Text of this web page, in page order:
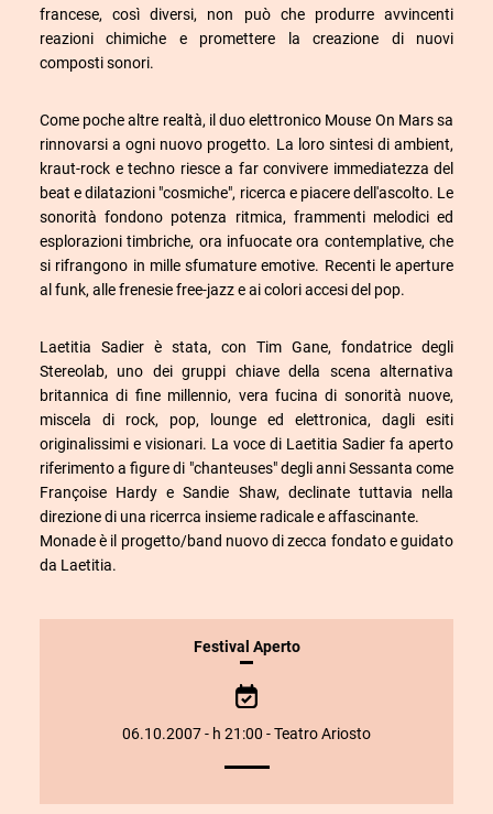
francese, così diversi, non può che produrre avvincenti
reazioni chimiche e promettere la creazione di nuovi
composti sonori.
Come poche altre realtà, il duo elettronico Mouse On Mars sa
rinnovarsi a ogni nuovo progetto. La loro sintesi di ambient,
kraut-rock e techno riesce a far convivere immediatezza del
beat e dilatazioni "cosmiche", ricerca e piacere dell'ascolto. Le
sonorità fondono potenza ritmica, frammenti melodici ed
esplorazioni timbriche, ora infuocate ora contemplative, che
si rifrangono in mille sfumature emotive. Recenti le aperture
al funk, alle frenesie free-jazz e ai colori accesi del pop.
Laetitia Sadier è stata, con Tim Gane, fondatrice degli
Stereolab, uno dei gruppi chiave della scena alternativa
britannica di fine millennio, vera fucina di sonorità nuove,
miscela di rock, pop, lounge ed elettronica, dagli esiti
originalissimi e visionari. La voce di Laetitia Sadier fa aperto
riferimento a figure di "chanteuses" degli anni Sessanta come
Françoise Hardy e Sandie Shaw, declinate tuttavia nella
direzione di una ricerrca insieme radicale e affascinante.
Monade è il progetto/band nuovo di zecca fondato e guidato
da Laetitia.
INFORMAZIONIFestival Aperto
06.10.2007 - h 21:00 - Teatro Ariosto